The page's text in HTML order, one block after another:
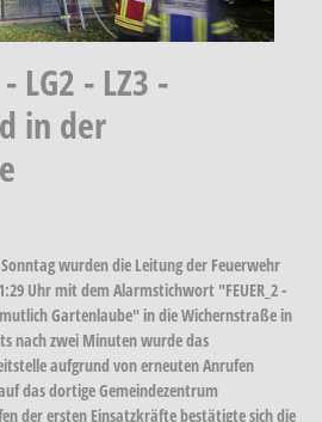
- LG2 - LZ3 -
in der
wurden die Leitung der Feuerwehr
Uhr mit dem Alarmstichwort "FEUER_2 -
Gartenlaube" in die Wichernstraße in
nach zwei Minuten wurde das
aufgrund von erneuten Anrufen
das dortige Gemeindezentrum
der ersten Einsatzkräfte bestätigte sich die